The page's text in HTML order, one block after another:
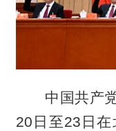
中国共产党
20日至23日